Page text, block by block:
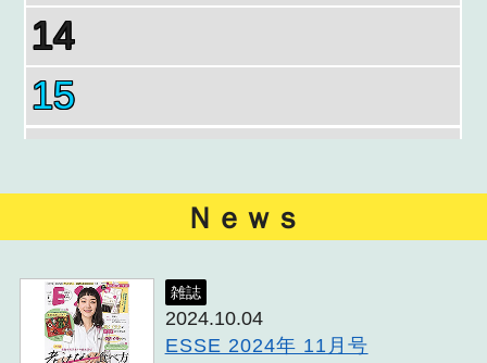
14
15
18
19
Ｎｅｗｓ
雑誌
2024.10.04
ESSE 2024年 11月号